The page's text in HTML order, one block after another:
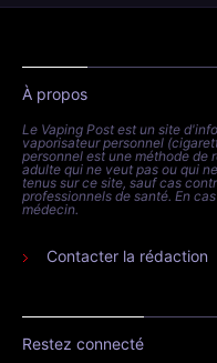
À propos
Le Vaping Post est un site
vaporisateur personnel
personnel est une méthode de
adulte qui ne veut pas ou qui
tenus sur ce site, sauf cas
professionnels de santé. En
médecin.
Contacter la rédaction
Restez connecté